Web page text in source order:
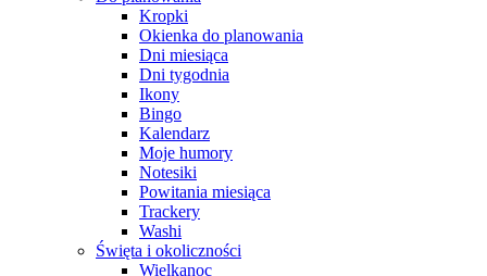
Kropki
Okienka do planowania
Dni miesiąca
Dni tygodnia
Ikony
Bingo
Kalendarz
Moje humory
Notesiki
Powitania miesiąca
Trackery
Washi
Święta i okoliczności
Wielkanoc